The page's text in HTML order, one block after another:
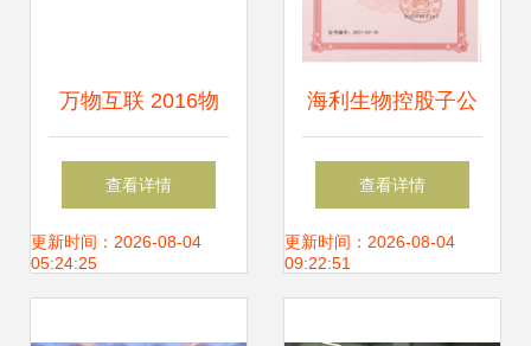
万物互联 2016物
联网大会推动技术
落地与跨界融合
查看详情
更新时间：2026-08-04
05:24:25
海利生物控股子公
司金海生物荣获陕
西省农业技术推广
查看详情
更新时间：2026-08-04
09:22:51